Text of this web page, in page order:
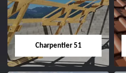
Charpentier 51